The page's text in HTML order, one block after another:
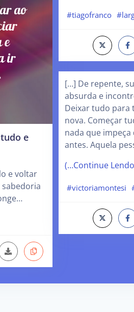
e
e voltar
#tiagofranco
[…] De repente,
absurda e
Deixar tudo para
nova. Começar
nada que
antes. Aquela
(…Continue
#victoriamontesi